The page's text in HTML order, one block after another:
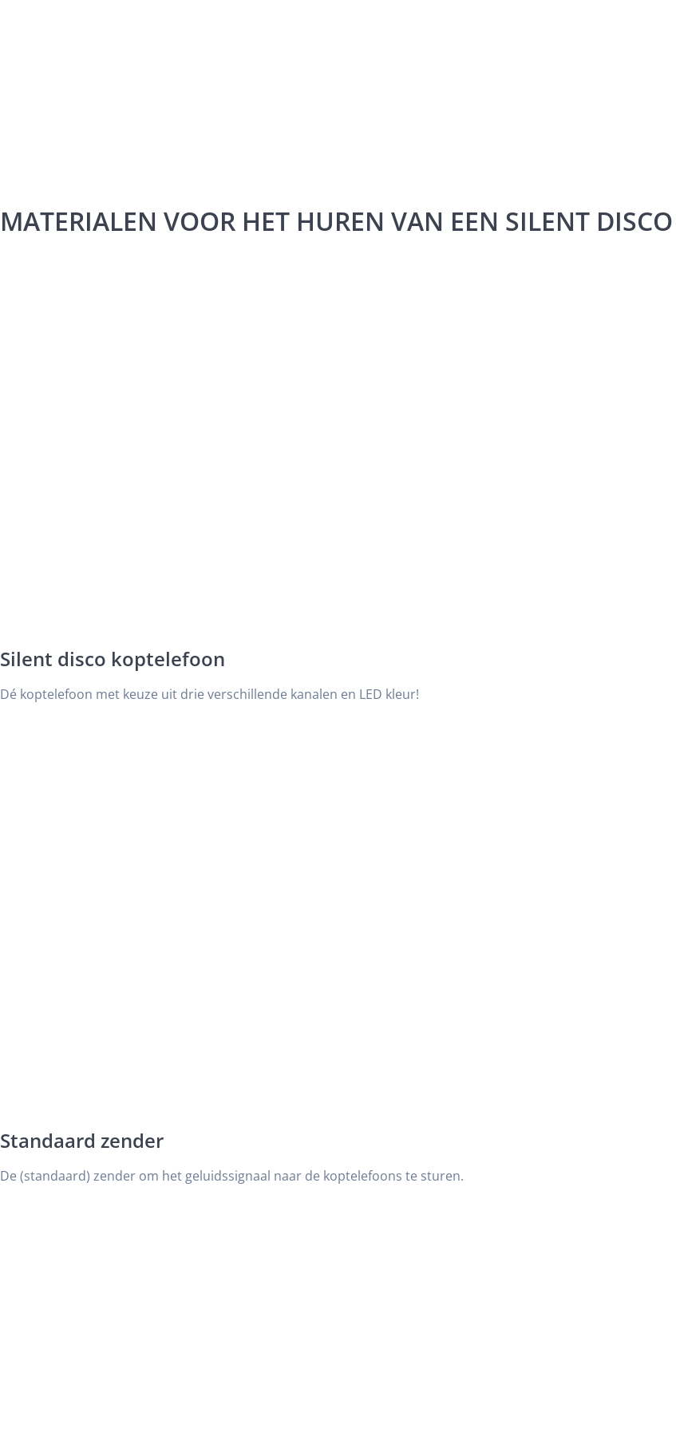
MATERIALEN VOOR HET HUREN VAN EEN SILENT DISCO
Silent disco koptelefoon
Dé koptelefoon met keuze uit drie verschillende kanalen en LED kleur!
Standaard zender
De (standaard) zender om het geluidssignaal naar de koptelefoons te sturen.